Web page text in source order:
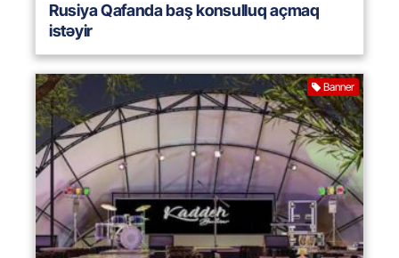
Rusiya Qafanda baş konsulluq açmaq
istəyir
Banner